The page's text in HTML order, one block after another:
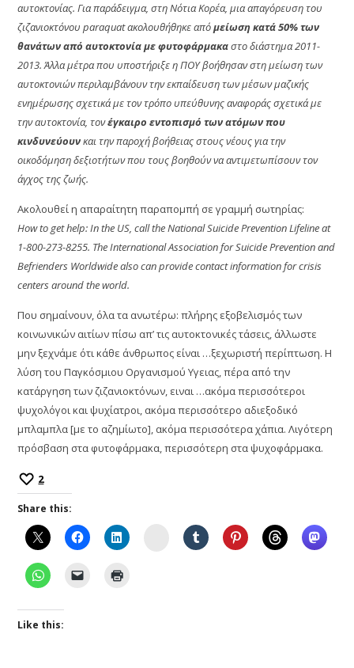
αυτοκτονίας. Για παράδειγμα, στη Νότια Κορέα, μια απαγόρευση του
ζιζανιοκτόνου paraquat ακολουθήθηκε απόμείωση κατά 50% των
θανάτων από αυτοκτονία με φυτοφάρμακαστο διάστημα 2011-
2013. Άλλα μέτρα που υποστήριξε η ΠΟΥ βοήθησαν στη μείωση των
αυτοκτονιών περιλαμβάνουν την εκπαίδευση των μέσων μαζικής
ενημέρωσης σχετικά με τον τρόπο υπεύθυνης αναφοράς σχετικά με
την αυτοκτονία, τονέγκαιρο εντοπισμό των ατόμων που
κινδυνεύουνκαι την παροχή βοήθειας στους νέους για την
οικοδόμηση δεξιοτήτων που τους βοηθούν να αντιμετωπίσουν τον
άγχος της ζωής.
Ακολουθεί η απαραίτητη παραπομπή σε γραμμή σωτηρίας:
How to get help: In the US, call the National Suicide Prevention Lifeline at
1-800-273-8255. The International Association for Suicide Prevention and
Befrienders Worldwide also can provide contact information for crisis
centers around the world.
Που σημαίνουν, όλα τα ανωτέρω: πλήρης εξοβελισμός των
κοινωνικών αιτίων πίσω απ’ τις αυτοκτονικές τάσεις, άλλωστε
μην ξεχνάμε ότι κάθε άνθρωπος είναι …ξεχωριστή περίπτωση. Η
λύση του Παγκόσμιου Οργανισμού Υγειας, πέρα από την
κατάργηση των ζιζανιοκτόνων, ειναι …ακόμα περισσότεροι
ψυχολόγοι και ψυχίατροι, ακόμα περισσότερο αδιεξοδικό
μπλαμπλα [με το αζημίωτο], ακόμα περισσότερα χάπια. Λιγότερη
πρόσβαση στα φυτοφάρμακα, περισσότερη στα ψυχοφάρμακα.
2
Share this:
Instagram
Like this: